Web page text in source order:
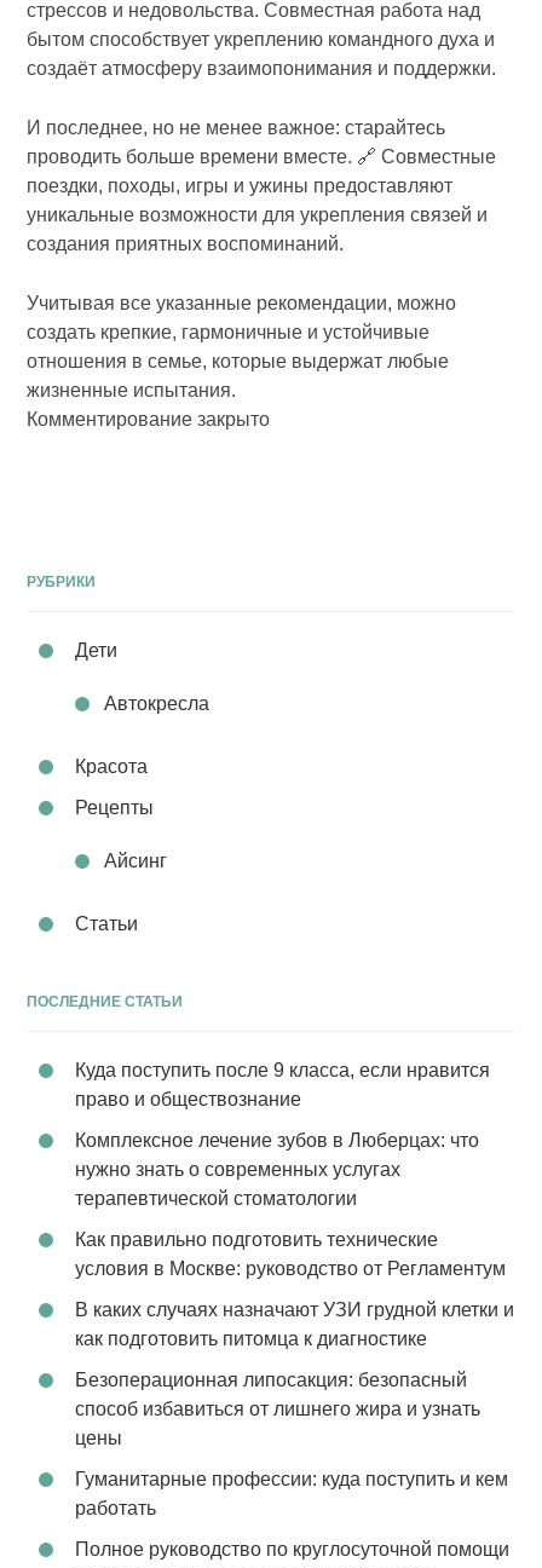
стрессов и недовольства. Совместная работа над
бытом способствует укреплению командного духа и
создаёт атмосферу взаимопонимания и поддержки.
И последнее, но не менее важное: старайтесь
проводить больше времени вместе. 🔗 Совместные
поездки, походы, игры и ужины предоставляют
уникальные возможности для укрепления связей и
создания приятных воспоминаний.
Учитывая все указанные рекомендации, можно
создать крепкие, гармоничные и устойчивые
отношения в семье, которые выдержат любые
жизненные испытания.
Комментирование закрыто
РУБРИКИ
Дети
Автокресла
Красота
Рецепты
Айсинг
Статьи
ПОСЛЕДНИЕ СТАТЬИ
Куда поступить после 9 класса, если нравится
право и обществознание
Комплексное лечение зубов в Люберцах: что
нужно знать о современных услугах
терапевтической стоматологии
Как правильно подготовить технические
условия в Москве: руководство от Регламентум
В каких случаях назначают УЗИ грудной клетки и
как подготовить питомца к диагностике
Безоперационная липосакция: безопасный
способ избавиться от лишнего жира и узнать
цены
Гуманитарные профессии: куда поступить и кем
работать
Полное руководство по круглосуточной помощи